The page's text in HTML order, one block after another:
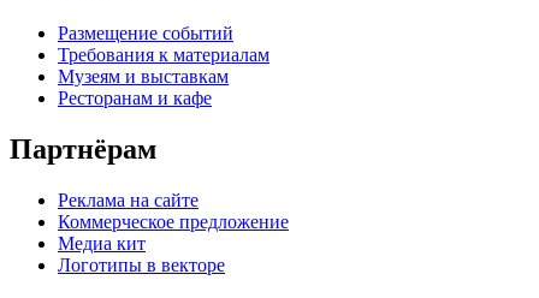
Размещение событий
Требования к материалам
Музеям и выставкам
Ресторанам и кафе
Партнёрам
Реклама на сайте
Коммерческое предложение
Медиа кит
Логотипы в векторе